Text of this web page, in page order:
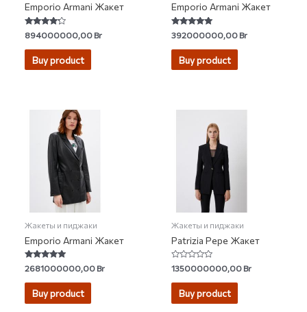
Emporio Armani Жакет
Rated
4.00
out of 5
894000000,00Br
Buy product
Emporio Armani Жакет
Rated
4.69
out of 5
392000000,00Br
Buy product
Жакеты и пиджаки
Emporio Armani Жакет
Rated
4.75
out of 5
2681000000,00Br
Buy product
Жакеты и пиджаки
Patrizia Pepe Жакет
Rated
0
out
1350000000,00Br
Buy product